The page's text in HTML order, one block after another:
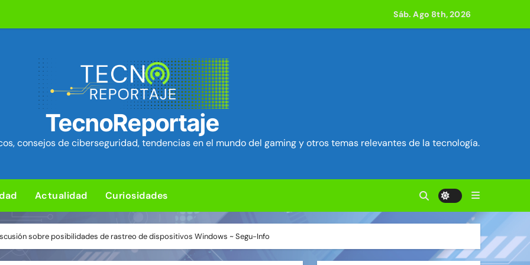
en el kernel de Linux (OVSwrap) con exploit activo afecta 800 compilaciones
ya está disponible: Game Freak presenta su nuevo RPG de acción
Security Project ~ Segu-Info
en cPanel permite ejecutar SQL como root (extra: vulnerabilidad en Exim) ~ Segu-Info
ciberataques que interrumpen los servicios de agua en Estados Unidos ~ Segu-Info
84 fallos en los núcleos 4G y 5G, incluido un fallo de secuestro de sesión ~ Segu-Info
Ventajas y desventajas de esta nueva forma de jugar
Sáb. Ago 8th, 2026
TecnoReportaje
consejos de ciberseguridad, tendencias en el mundo del gaming y otros temas relevantes de la tecnología.
Actualidad Curiosidades
sobre posibilidades de rastreo de dispositivos Windows ~ Segu-Info